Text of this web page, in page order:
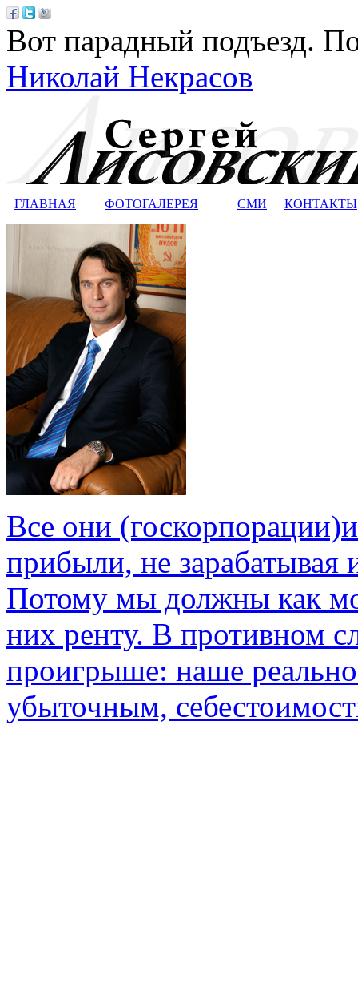
Вот парадный подъезд.
Николай Некрасов
ГЛАВНАЯ ФОТОГАЛЕРЕЯ СМИ КОНТАКТЫ
Все они
прибыли, не зарабатывая
Потому мы должны как
них ренту. В противном
проигрыше: наше
убыточным,